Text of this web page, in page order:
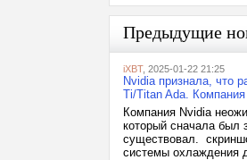
Предыдущие
iXBT, 2025-01-22 21:25
Nvidia признала, что
Ti/Titan Ada.
Компания Nvidia
который сначала был
существовал.
системы охлаждения